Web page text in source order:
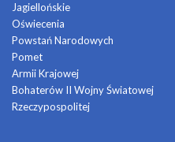
Jagiellońskie
Oświecenia
Powstań Narodowych
Pomet
Armii Krajowej
Bohaterów II Wojny Światowej
Rzeczypospolitej